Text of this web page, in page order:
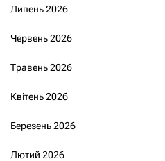
Липень 2026
Червень 2026
Травень 2026
Квітень 2026
Березень 2026
Лютий 2026